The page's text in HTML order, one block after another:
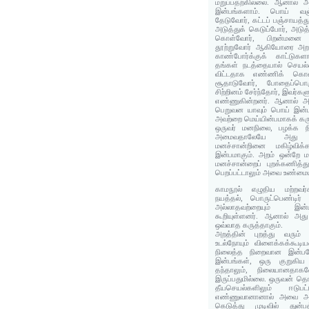
மறுப்பதற்கில்லை. ஆனால்
இன்பங்களாம். பொய்
தேடுவோர், கட்டப்
அடுத்துக் கெடுப்போர்,
கொள்வோர், பிறன்மனை
தூற்றுவோர் ஆகியோரை
காண்போர்க்குக்
தங்கள் நடத்தையால்
விட்டதாக எண்ணிக்
சூதாடுவோர்,
சிற்றினம் சேர்ந்தோர்,
எண்ணுகின்றனர். ஆனால்
பெறுவன யாவும் பொய்
அவற்றை மெய்யின்பமாகக்
ஒருவர் மனநிலை, பழக்க
அமைவதாலேயே அது
மனச்சான்றினை
இன்பமாகும். அறம் ஒன்றே
மனச்சான்றைப்
பெறப்பட்டாலும் அவை
காமநூல் எழுதிய
நயத்தல்,
அல்லாதவற்றையும்
கூறியுள்ளனர். ஆனால் அது
ஒவ்வாத கருத்தாகும்.
அறத்தின் புறத்து வரும்
உடல்நோயும்
நிலைத்த நிறைவான இன்பமே
இன்பங்கள், ஒரு குறுகிய
தந்தாலும்,
இருப்பதுமில்லை. ஒருவன்
தீயசெயல்களிலும்
எண்ணுவானானால் அவை
கெடுத்து முடிவில்